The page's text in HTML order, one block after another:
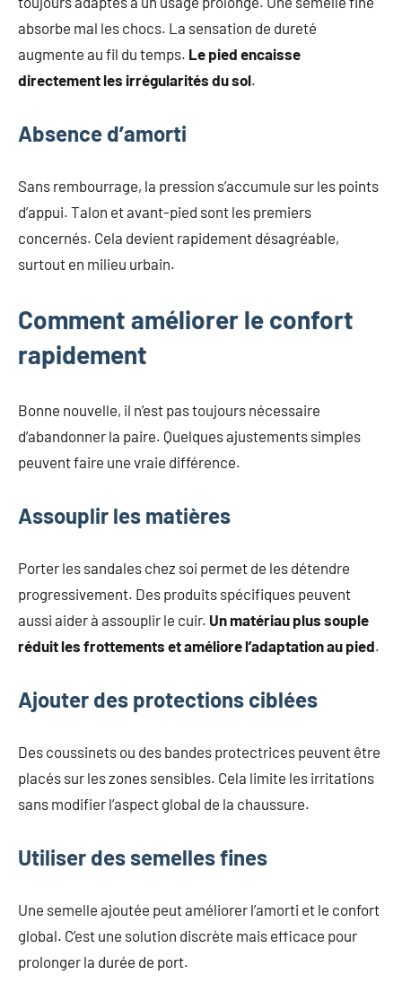
absorbe mal les chocs. La sensation de dureté
augmente au fil du temps. Le pied encaisse
directement les irrégularités du sol.
Absence d’amorti
Sans rembourrage, la pression s’accumule sur les points
d’appui. Talon et avant-pied sont les premiers
concernés. Cela devient rapidement désagréable,
surtout en milieu urbain.
Comment améliorer le confort
rapidement
Bonne nouvelle, il n’est pas toujours nécessaire
d’abandonner la paire. Quelques ajustements simples
peuvent faire une vraie différence.
Assouplir les matières
Porter les sandales chez soi permet de les détendre
progressivement. Des produits spécifiques peuvent
aussi aider à assouplir le cuir. Un matériau plus souple
réduit les frottements et améliore l’adaptation au pied.
Ajouter des protections ciblées
Des coussinets ou des bandes protectrices peuvent être
placés sur les zones sensibles. Cela limite les irritations
sans modifier l’aspect global de la chaussure.
Utiliser des semelles fines
Une semelle ajoutée peut améliorer l’amorti et le confort
global. C’est une solution discrète mais efficace pour
prolonger la durée de port.